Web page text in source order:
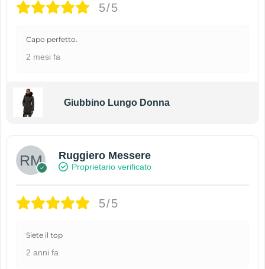
5/5
Capo perfetto.
2 mesi fa
Giubbino Lungo Donna
Ruggiero Messere
Proprietario verificato
5/5
Siete il top
2 anni fa